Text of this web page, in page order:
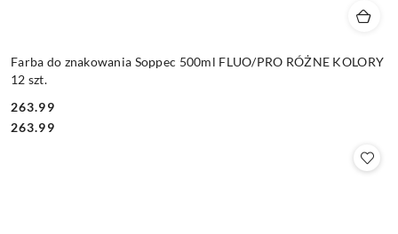
Farba do znakowania Soppec 500ml FLUO/PRO RÓŻNE KOLORY
12 szt.
Cena:
263.99
Cena:
263.99